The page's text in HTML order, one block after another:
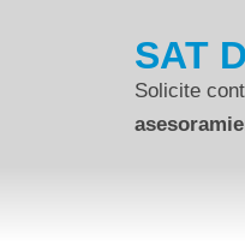
SAT
Solicite